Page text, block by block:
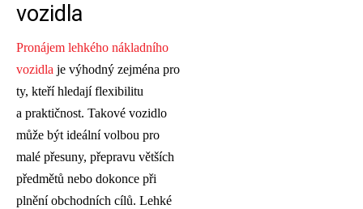
vozidla
Pronájem lehkého nákladního
vozidla je výhodný zejména pro
ty, kteří hledají flexibilitu
a praktičnost. Takové vozidlo
může být ideální volbou pro
malé přesuny, přepravu větších
předmětů nebo dokonce při
plnění obchodních cílů. Lehké